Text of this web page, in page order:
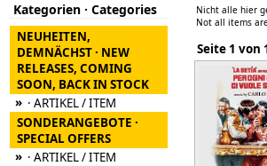
Kategorien · Categories
NEUHEITEN,
DEMNÄCHST · NEW
RELEASES, COMING
SOON, BACK IN STOCK
» · ARTIKEL / ITEM
SONDERANGEBOTE ·
SPECIAL OFFERS
» · ARTIKEL / ITEM
Nicht alle hier
Not all items
Seite 1